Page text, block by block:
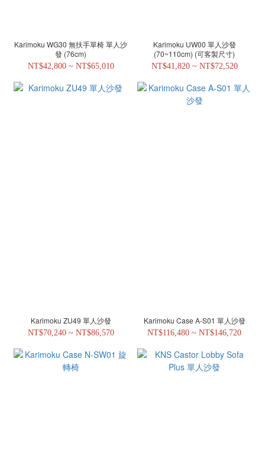
Karimoku WG30 無扶手單椅 單人沙
發 (76cm)
NT$42,800 ~ NT$65,010
Karimoku UW00 單人沙發
(70~110cm) (可客製尺寸)
NT$41,820 ~ NT$72,520
Karimoku ZU49 單人沙發
NT$70,240 ~ NT$86,570
Karimoku Case A-S01 單人沙發
NT$116,480 ~ NT$146,720